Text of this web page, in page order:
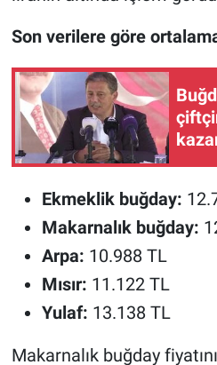
Son verilere göre
Ekmeklik buğday:
Makarnalık buğday:
Arpa: 10.988 TL
Mısır: 11.122 TL
Yulaf: 13.138 TL
Makarnalık buğday